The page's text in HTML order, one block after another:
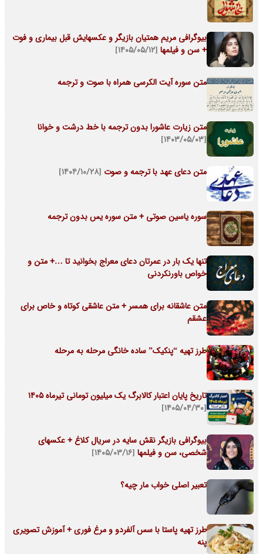
بیوگرافی مریم همتیان بازیگر و عکسهایش قبل بیماری و فوت
+ سن و فیلمها [۱۴۰۵/۰۵/۱۲]
متن سوره آیت الکرسی همراه با صوت و ترجمه
متن زیارت عاشورا بدون ترجمه با خط درشت و خوانا
[۱۴۰۳/۰۵/۰۳]
متن دعای عهد با ترجمه و صوت [۱۴۰۴/۱۰/۲۸]
سوره یاسین صوتی + متن سوره یس بدون ترجمه
تنها یک بار در عمرتان دعای معراج بخوانید تا …+ متن و
خواص باورنکردنی
متن عاشقانه برای همسر + متن عاشقی کوتاه و خاص برای
عشقم
طرز تهیه “پنکیک” ساده خانگی مرحله به مرحله
تاریخ پایان اعتبار کالابرگ یک میلیون تومانی تیرماه ۱۴۰۵
[۱۴۰۵/۰۴/۳۰]
بیوگرافی بازیگر نقش سایه در سریال کلاغ + عکسهای
شخصی، سن و فیلمها [۱۴۰۵/۰۳/۱۶]
تعبیر اصلی خواب مار چیه؟
طرز تهیه پاستا با سس آلفردو و مرغ فوری + آموزش تصویری
پنه